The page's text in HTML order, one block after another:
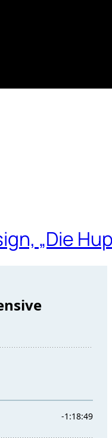
„Die